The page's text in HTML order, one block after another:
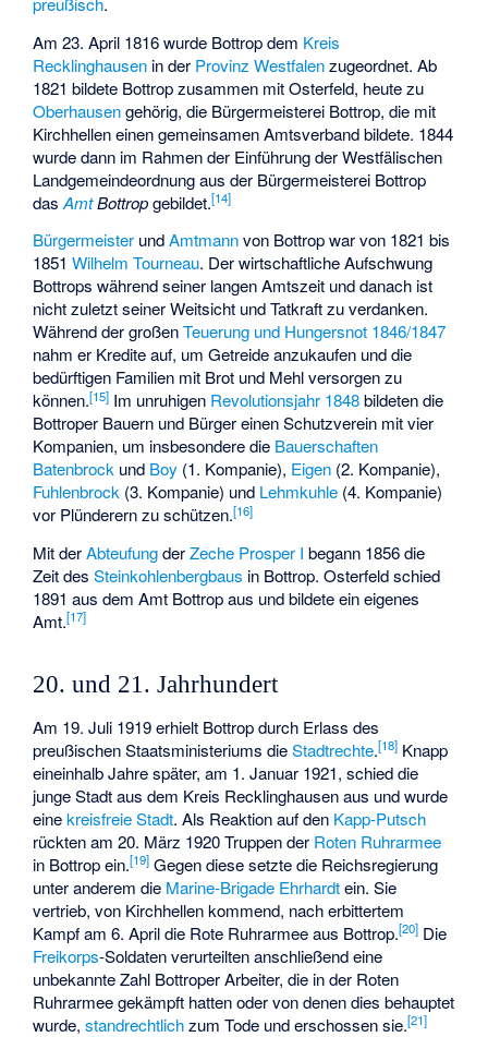
Am 23. April 1816 wurde Bottrop dem Kreis
Recklinghausen in der Provinz Westfalenzugeordnet. Ab
1821 bildete Bottrop zusammen mit Osterfeld, heute zu
Oberhausengehörig, die Bürgermeisterei Bottrop, die mit
Kirchhellen einen gemeinsamen Amtsverband bildete. 1844
wurde dann im Rahmen der Einführung der Westfälischen
Landgemeindeordnung aus der Bürgermeisterei Bottrop
dasAmtBottropgebildet.[14]
Bürgermeister undAmtmannvon Bottrop war von 1821 bis
1851Wilhelm Tourneau. Der wirtschaftliche Aufschwung
Bottrops während seiner langen Amtszeit und danach ist
nicht zuletzt seiner Weitsicht und Tatkraft zu verdanken.
Während der großenTeuerung und Hungersnot 1846/1847
nahm er Kredite auf, um Getreide anzukaufen und die
bedürftigen Familien mit Brot und Mehl versorgen zu
können.[15] Im unruhigen Revolutionsjahr 1848bildeten die
Bottroper Bauern und Bürger einen Schutzverein mit vier
Kompanien, um insbesondere die Bauerschaften
Batenbrock und Boy (1. Kompanie), Eigen (2. Kompanie),
Fuhlenbrock (3. Kompanie) und Lehmkuhle (4. Kompanie)
vor Plünderern zu schützen.[16]
Mit derAbteufungderZeche Prosper I begann 1856 die
Zeit desSteinkohlenbergbaus in Bottrop. Osterfeld schied
1891 aus dem Amt Bottrop aus und bildete ein eigenes
Amt.[17]
20. und 21. Jahrhundert
Am 19. Juli 1919 erhielt Bottrop durch Erlass des
preußischen Staatsministeriums dieStadtrechte.[18] Knapp
eineinhalb Jahre später, am 1. Januar 1921, schied die
junge Stadt aus dem Kreis Recklinghausen aus und wurde
einekreisfreie Stadt. Als Reaktion auf den Kapp-Putsch
rückten am 20. März 1920 Truppen der Roten Ruhrarmee
in Bottrop ein.[19] Gegen diese setzte die Reichsregierung
unter anderem die Marine-Brigade Ehrhardtein. Sie
vertrieb, von Kirchhellen kommend, nach erbittertem
Kampf am 6. April die Rote Ruhrarmee aus Bottrop.[20] Die
Freikorps-Soldaten verurteilten anschließend eine
unbekannte Zahl Bottroper Arbeiter, die in der Roten
Ruhrarmee gekämpft hatten oder von denen dies behauptet
wurde,standrechtlichzum Tode und erschossen sie.[21]